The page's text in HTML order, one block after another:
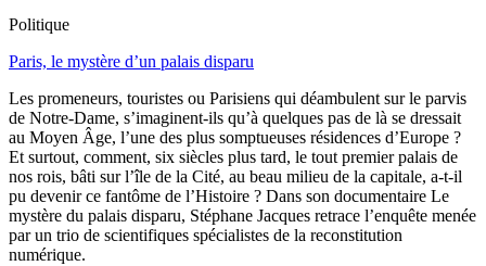
Politique
Paris, le mystère d’un palais disparu
Les promeneurs, touristes ou Parisiens qui déambulent sur le parvis
de Notre-Dame, s’imaginent-ils qu’à quelques pas de là se dressait
au Moyen Âge, l’une des plus somptueuses résidences d’Europe ?
Et surtout, comment, six siècles plus tard, le tout premier palais de
nos rois, bâti sur l’île de la Cité, au beau milieu de la capitale, a-t-il
pu devenir ce fantôme de l’Histoire ? Dans son documentaire Le
mystère du palais disparu, Stéphane Jacques retrace l’enquête menée
par un trio de scientifiques spécialistes de la reconstitution
numérique.